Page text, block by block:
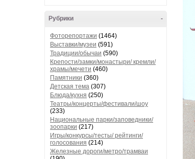
-
Рубрики
Фоторепортажи (1464)
Выставки/музеи (591)
Традиции/обычаи (590)
Крепости/замки/монастыри/ кремли/
храмы/мечети (460)
Памятники (360)
Детская тема (307)
Блюда/кухня (250)
Театры/концерты/фестивали/шоу
(233)
Национальные парки/заповедники/
зоопарки (217)
Игры/конкурсы/тесты/ рейтинги/
голосования (214)
Железные дороги/метро/трамваи